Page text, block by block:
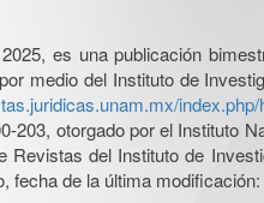
es una publicación
medio del Instituto de
203, otorgado por el Instituto
Revistas del Instituto de
fecha de la última